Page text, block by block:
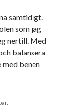
samtidigt.
som jag
nertill. Med
balansera
med benen